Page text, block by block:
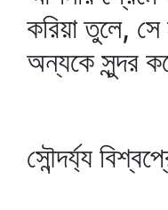
করিয়া তুলে,
অন্যকে সুন্দর
সৌন্দর্য্য